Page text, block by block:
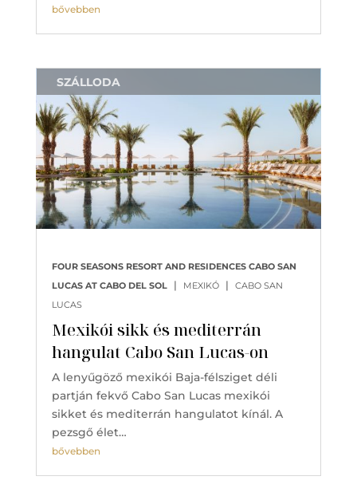
bővebben
Mexikói sikk és mediterrán
hangulat Cabo San Lucas-on
FOUR SEASONS RESORT AND RESIDENCES CABO SAN
LUCAS AT CABO DEL SOL
| MEXIKÓ |
CABO SAN
LUCAS
SZÁLLODA
A lenyűgöző mexikói Baja-félsziget déli
partján fekvő Cabo San Lucas mexikói
sikket és mediterrán hangulatot kínál. A
pezsgő élet…
bővebben